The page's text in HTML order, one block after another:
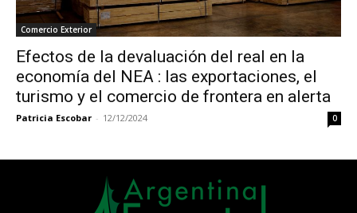
Comercio Exterior
Efectos de la devaluación del real en la
economía del NEA : las exportaciones, el
turismo y el comercio de frontera en alerta
Patricia Escobar - 12/12/2024 0